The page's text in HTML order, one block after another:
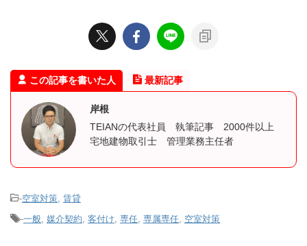
この記事を書いた人 最新記事
岸根
TEIANの代表社員 執筆記事 2000件以上
宅地建物取引士 管理業務主任者
-空室対策, 賃貸
-一般, 媒介契約, 客付け, 専任, 専属専任, 空室対策